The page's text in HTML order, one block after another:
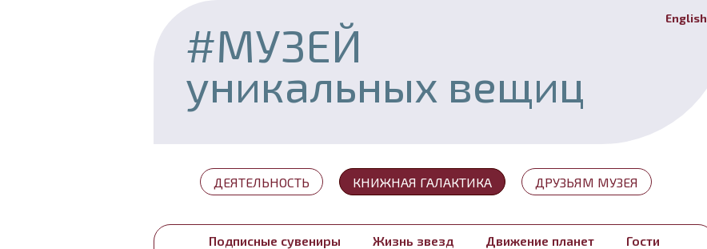
English
#МУЗЕЙ
уникальных вещиц
ДЕЯТЕЛЬНОСТЬ КНИЖНАЯ ГАЛАКТИКА
Подписные сувениры Жизнь звезд Движение планет Гости
ДРУЗЬЯМ МУЗЕЯ